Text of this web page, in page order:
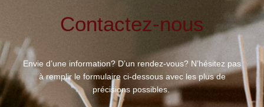
Contactez-nous
Envie d’une information? D’un rendez-vous? N’hésitez pas
à remplir le formulaire ci-dessous avec les plus de
précisions possibles.